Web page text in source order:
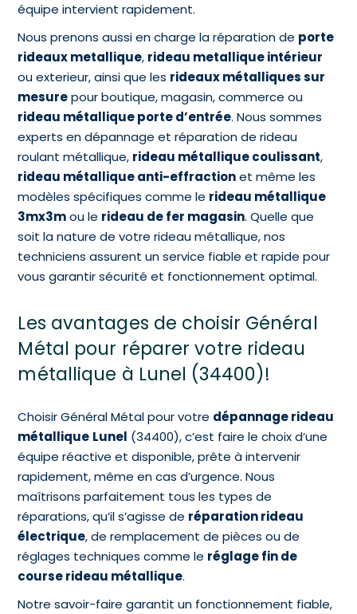
équipe intervient rapidement.
Nous prenons aussi en charge la réparation de porte
rideaux metallique, rideau metallique intérieur
ou exterieur, ainsi que les rideaux métalliques sur
mesurepour boutique, magasin, commerce ou
rideau métallique porte d’entrée. Nous sommes
experts en dépannage et réparation de rideau
roulant métallique, rideau métallique coulissant,
rideau métallique anti-effractionet même les
modèles spécifiques comme le rideau métallique
3mx3mou le rideau de fer magasin. Quelle que
soit la nature de votre rideau métallique, nos
techniciens assurent un service fiable et rapide pour
vous garantir sécurité et fonctionnement optimal.
Les avantages de choisir Général
Métal pour réparer votre rideau
métallique à Lunel (34400)!
Choisir Général Métal pour votre dépannage rideau
métallique Lunel (34400), c’est faire le choix d’une
équipe réactive et disponible, prête à intervenir
rapidement, même en cas d’urgence. Nous
maîtrisons parfaitement tous les types de
réparations, qu’il s’agisse de réparation rideau
électrique, de remplacement de pièces ou de
réglages techniques comme le réglage fin de
course rideau métallique.
Notre savoir-faire garantit un fonctionnement fiable,